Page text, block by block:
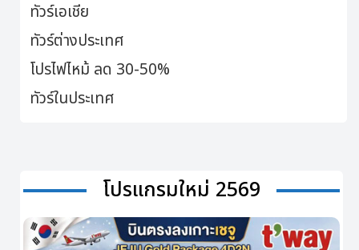
ทัวร์เอเชีย
ทัวร์ต่างประเทศ
โปรไฟไหม้ ลด 30-50%
ทัวร์ในประเทศ
โปรแกรมใหม่ 2569